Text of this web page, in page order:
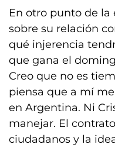
En otro punto de
sobre su relación
qué injerencia
que gana el
Creo que no es
piensa que a mí
en Argentina. Ni
manejar. El
ciudadanos y la